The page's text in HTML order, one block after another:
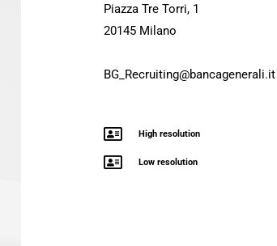
Piazza Tre Torri, 1
20145 Milano
BG_Recruiting@bancagenerali.it
High resolution
Low resolution